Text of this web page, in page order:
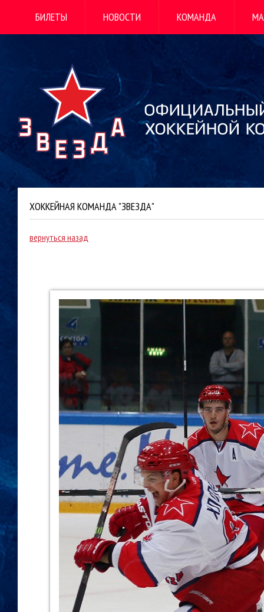
БИЛЕТЫ НОВОСТИ КОМАНДА
ХОККЕЙНАЯ КОМАНДА "ЗВЕЗДА"
вернуться назад